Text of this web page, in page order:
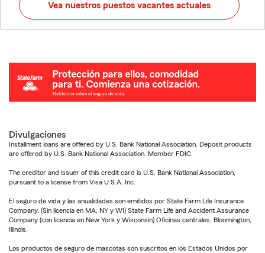
Vea nuestros puestos vacantes actuales
Divulgaciones
Installment loans are offered by U.S. Bank National Association. Deposit products
are offered by U.S. Bank National Association. Member FDIC.
The creditor and issuer of this credit card is U.S. Bank National Association,
pursuant to a license from Visa U.S.A. Inc.
El seguro de vida y las anualidades son emitidos por State Farm Life Insurance
Company. (Sin licencia en MA, NY y WI) State Farm Life and Accident Assurance
Company (con licencia en New York y Wisconsin) Oficinas centrales, Bloomington,
Illinois.
Los productos de seguro de mascotas son suscritos en los Estados Unidos por